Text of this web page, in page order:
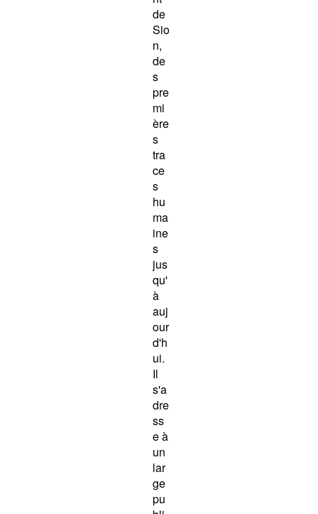
de
Sio
n,
de
s
pre
mi
ère
s
tra
ce
s
hu
ma
ine
s
jus
qu'
à
auj
our
d'h
ui.
Il
s'a
dre
ss
e à
un
lar
ge
pu